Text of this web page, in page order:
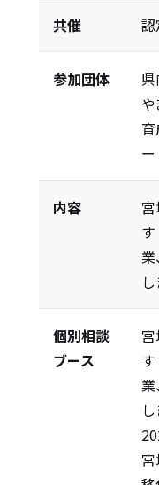
共催
参加団体
内容
個別相談
ブース